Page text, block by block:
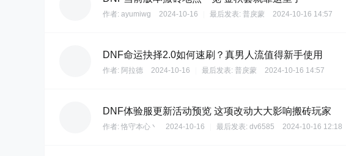
作者: ayumiwg 2024-10-16 最后发表: 普戾蒙 2024-10-16 14:57
DNF命运抉择2.0如何速刷？真男人流值得新手使用
作者: 阿拉德 2024-10-16 最后发表: 普戾蒙 2024-10-16 14:57
DNF体验服更新活动预览 这项改动大大影响搬砖玩家
作者: 恪守本心丶 2024-10-16 最后发表: dv6585 2024-10-16 12:18